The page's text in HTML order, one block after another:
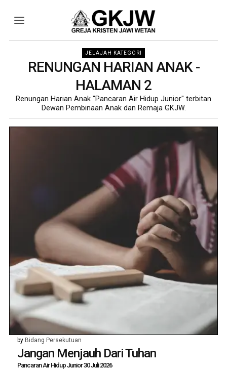
JELAJAH KATEGORI
RENUNGAN HARIAN ANAK-
HALAMAN 2
Renungan Harian Anak "Pancaran Air Hidup Junior" terbitan
Dewan Pembinaan Anak dan Remaja GKJW.
by Bidang Persekutuan
Jangan Menjauh Dari Tuhan
Pancaran Air Hidup Junior 30 Juli 2026